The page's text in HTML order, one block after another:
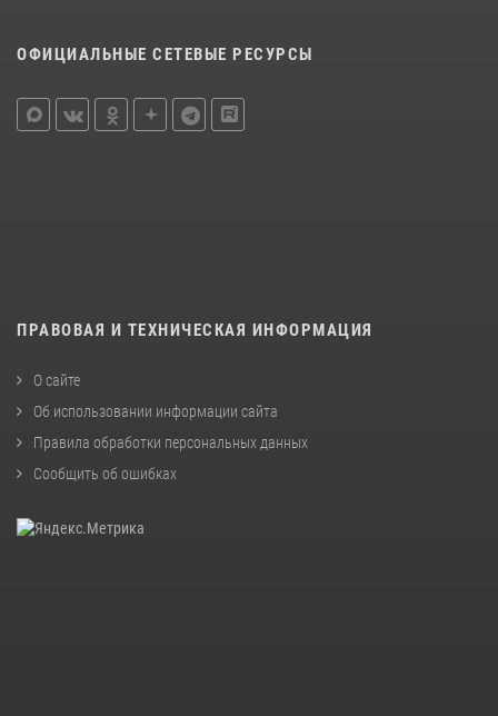
ОФИЦИАЛЬНЫЕ СЕТЕВЫЕ РЕСУРСЫ
ПРАВОВАЯ И ТЕХНИЧЕСКАЯ ИНФОРМАЦИЯ
О сайте
Об использовании информации сайта
Правила обработки персональных данных
Сообщить об ошибках